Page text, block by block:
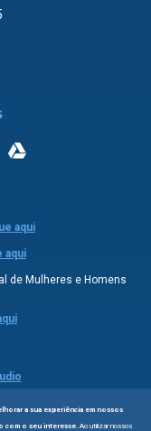
aqui
aqui
de Mulheres e Homens
a sua experiência em nossos
com o seu interesse.Ao utilizar nossos